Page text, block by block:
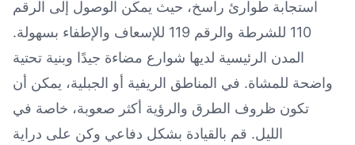
استجابة طوارئ راسخ، حيث يمكن الوصول إلى الرقم
110 للشرطة والرقم 119 للإسعاف والإطفاء بسهولة.
المدن الرئيسية لديها شوارع مضاءة جيدًا وبنية تحتية
واضحة للمشاة. في المناطق الريفية أو الجبلية، يمكن أن
تكون ظروف الطرق والرؤية أكثر صعوبة، خاصة في
الليل. قم بالقيادة بشكل دفاعي وكن على دراية